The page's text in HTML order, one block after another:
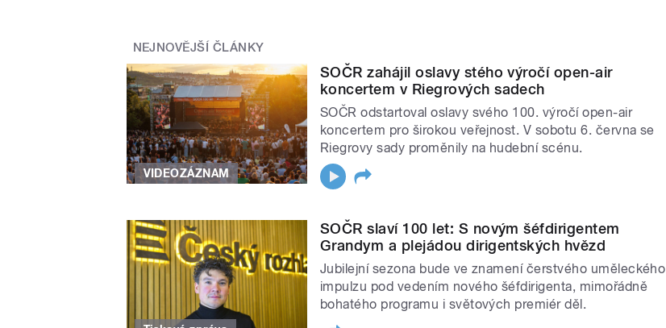
NEJNOVĚJŠÍ ČLÁNKY
VIDEOZÁZNAM
SOČR zahájil oslavy stého výročí open-air
koncertem v Riegrových sadech
SOČR odstartoval oslavy svého 100. výročí open-air
koncertem pro širokou veřejnost. V sobotu 6. června se
Riegrovy sady proměnily na hudební scénu.
SOČR slaví 100 let: S novým šéfdirigentem
Grandym a plejádou dirigentských hvězd
Jubilejní sezona bude ve znamení čerstvého uměleckého
impulzu pod vedením nového šéfdirigenta, mimořádně
bohatého programu i světových premiér děl.